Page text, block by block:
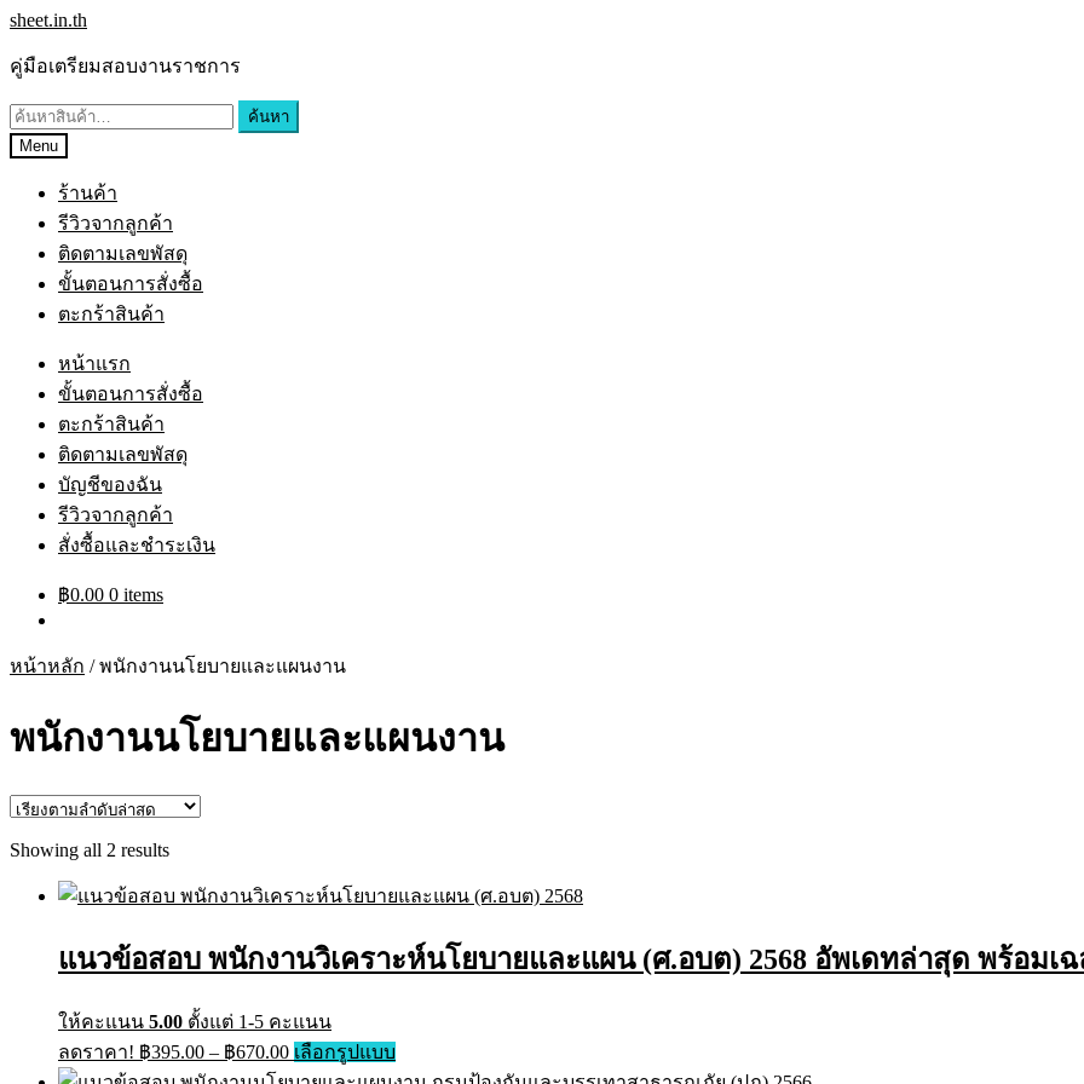
Skip
navigation
Skip
content
sheet.in.th
คู่มือเตรียมสอบงานราชการ
ค้นหา:
ค้นหา
Menu
ร้านค้า
รีวิวจากลูกค้า
ติดตามเลขพัสดุ
ขั้นตอนการสั่งซื้อ
ตะกร้าสินค้า
หน้าแรก
ขั้นตอนการสั่งซื้อ
ตะกร้าสินค้า
ติดตามเลขพัสดุ
บัญชีของฉัน
รีวิวจากลูกค้า
สั่งซื้อและชำระเงิน
฿0.00 0 items
หน้าหลัก /พนักงานนโยบายและแผนงาน
พนักงานนโยบายและแผนงาน
Showing all 2 resultsSorted
latest
แนวข้อสอบ พนักงานวิเคราะห์นโยบายและแผน (ศ.อบต) 2568 อัพเดทล่าสุด พร้อมเ
ให้คะแนน 5.00 ตั้งแต่ 1-5 คะแนน
ลดราคา! ฿395.00 – ฿670.00Price
range:
เลือกรูปแบบThis
product